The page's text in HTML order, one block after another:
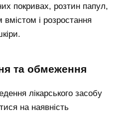
покривах, розтин папул,
вмістом і розростання
та обмеження
лікарського засобу
на наявність